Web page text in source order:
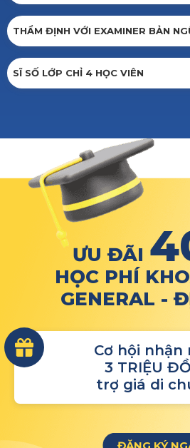
THẨM ĐỊNH VỚI EXAMINER BẢN
SĨ SỐ LỚP CHỈ 4 HỌC VIÊN
ƯU ĐÃI
HỌC PHÍ
GENERAL -
Cơ hội nhận
3 TRIỆU
trợ giá di